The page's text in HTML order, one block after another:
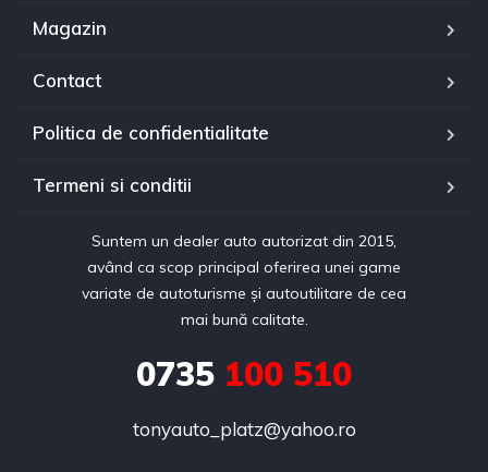
Magazin
Contact
Politica de confidentialitate
Termeni si conditii
Suntem un dealer auto autorizat din 2015,
având ca scop principal oferirea unei game
variate de autoturisme și autoutilitare de cea
mai bună calitate.
0735 100 510
tonyauto_platz@yahoo.ro